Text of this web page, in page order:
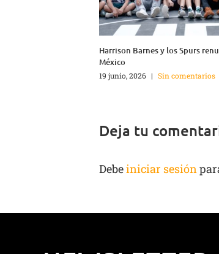
Harrison Barnes y los Spurs
México
19 junio, 2026 | Sin comentarios
Deja tu
Debeiniciar sesión